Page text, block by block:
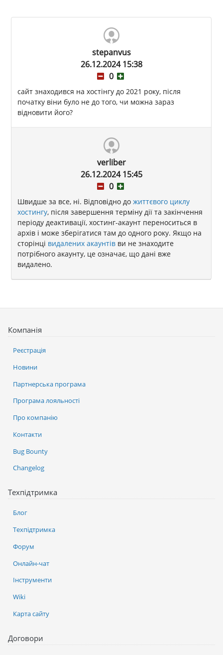
stepanvus
26.12.2024 15:38
0
сайт знаходився на хостінгу до 2021 року, після
початку віни було не до того, чи можна зараз
відновити його?
verliber
26.12.2024 15:45
0
Швидше за все, ні. Відповідно дожиттєвого циклу
хостингу, після завершення терміну дії та закінчення
періоду деактивації, хостинг-акаунт переноситься в
архів і може зберігатися там до одного року. Якщо на
сторінці видалених акаунтів ви не знаходите
потрібного акаунту, це означає, що дані вже
видалено.
Компанія
Реєстрація
Новини
Партнерська програма
Програма лояльності
Про компанію
Контакти
Bug Bounty
Changelog
Техпідтримка
Блог
Техпідтримка
Форум
Онлайн-чат
Інструменти
Wiki
Карта сайту
Договори